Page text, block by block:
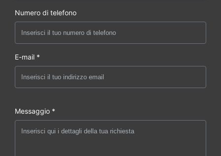
Numero di telefono
E-mail *
Messaggio *